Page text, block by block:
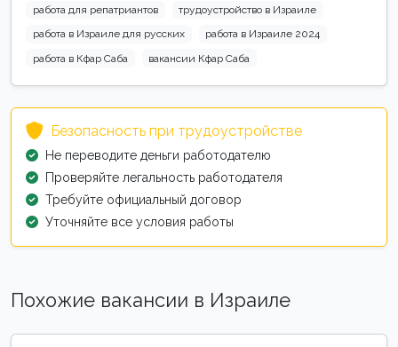
работа для репатриантов
трудоустройство в Израиле
работа в Израиле для русских
работа в Израиле 2024
работа в Кфар Саба
вакансии Кфар Саба
Безопасность при трудоустройстве
Не переводите деньги работодателю
Проверяйте легальность работодателя
Требуйте официальный договор
Уточняйте все условия работы
Похожие вакансии в Израиле